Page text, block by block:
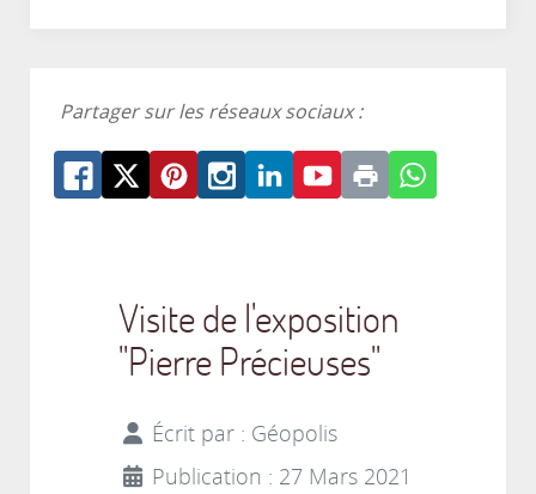
Partager sur les réseaux sociaux :
Visite de l'exposition
"Pierre Précieuses"
Écrit par : Géopolis
Publication : 27 Mars 2021